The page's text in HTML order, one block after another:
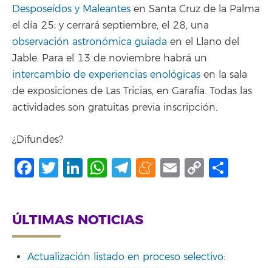
Desposeídos y Maleantes en Santa Cruz de la Palma
el día 25; y cerrará septiembre, el 28, una
observación astronómica guiada en el Llano del
Jable. Para el 13 de noviembre habrá un
intercambio de experiencias enológicas en la sala
de exposiciones de Las Tricias, en Garafía. Todas las
actividades son gratuitas previa inscripción.
¿Difundes?
Facebook
Twitter
LinkedIn
WhatsApp
Telegram
Meneame
Email
Copy
ÚLTIMAS NOTICIAS
Actualización listado en proceso selectivo: